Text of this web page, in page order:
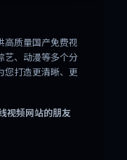
高质量国产免费视
艺、动漫等多个分
您打造更清晰、更
视频网站的朋友